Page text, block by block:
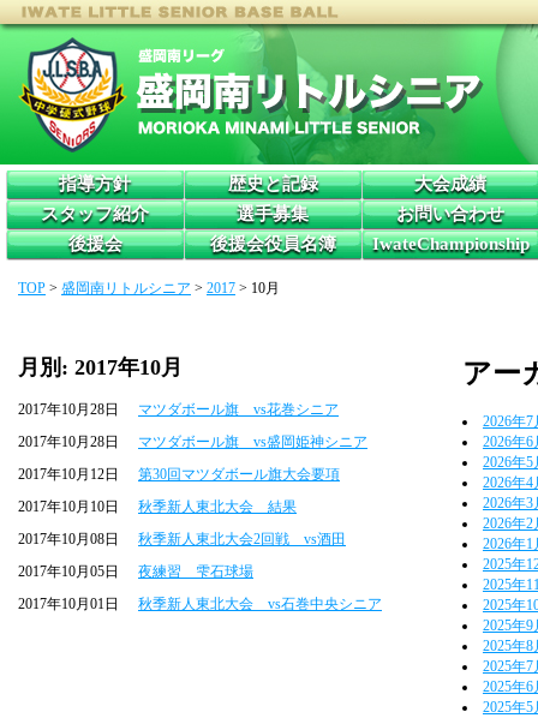
指導方針 歴史と記録
大会成績
スタッフ紹介
選手募集
お問い合わせ
後援会
後援会役員名簿 IwateChampionship
TOP > 盛岡南リトルシニア > 2017 > 10月
月別: 2017年10月
2017年10月28日
マツダボール旗 vs花巻シニア
2017年10月28日
マツダボール旗 vs盛岡姫神シニア
2017年10月12日
第30回マツダボール旗大会要項
2017年10月10日
秋季新人東北大会 結果
2017年10月08日
秋季新人東北大会2回戦 vs酒田
2017年10月05日
夜練習 雫石球場
2017年10月01日
秋季新人東北大会 vs石巻中央シニア
アー
2026年7
2026年6
2026年5
2026年4
2026年3
2026年2
2026年1
2025年
2025年
2025年
2025年9
2025年8
2025年7
2025年6
2025年5